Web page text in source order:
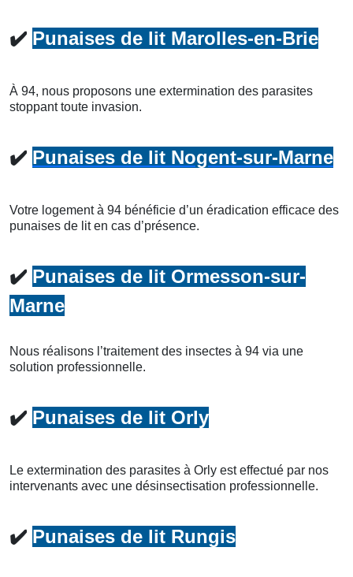
✔️ Punaises de lit Marolles-en-Brie
À 94, nous proposons une extermination des parasites
stoppant toute invasion.
✔️ Punaises de lit Nogent-sur-Marne
Votre logement à 94 bénéficie d’un éradication efficace des
punaises de lit en cas d’présence.
✔️ Punaises de lit Ormesson-sur-
Marne
Nous réalisons l’traitement des insectes à 94 via une
solution professionnelle.
✔️ Punaises de lit Orly
Le extermination des parasites à Orly est effectué par nos
intervenants avec une désinsectisation professionnelle.
✔️ Punaises de lit Rungis